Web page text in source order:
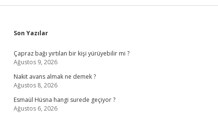
Sidebar
Son Yazılar
Çapraz bağı yırtılan bir kişi yürüyebilir mi ?
Ağustos 9, 2026
Nakit avans almak ne demek ?
Ağustos 8, 2026
Esmaül Hüsna hangi surede geçiyor ?
Ağustos 6, 2026